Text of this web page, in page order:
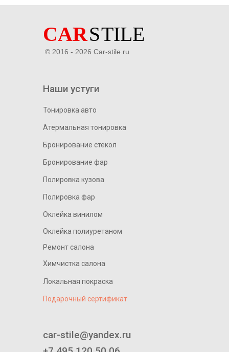
car-stile@yandex.ru
Наши устуги
Тонировка авто
Атермальная тонировка
Бронирование стекол
Бронирование фар
Локальная покраска
Подарочный сертификат
Оклейка винилом
Оклейка полиуретаном
Химчистка салона
Полировка кузова
Полировка фар
Ремонт салона
© 2016 - 2026 Car-stile.ru